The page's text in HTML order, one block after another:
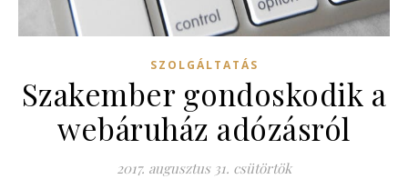
SZOLGÁLTATÁS
Szakember gondoskodik a
webáruház adózásról
2017. augusztus 31. csütörtök